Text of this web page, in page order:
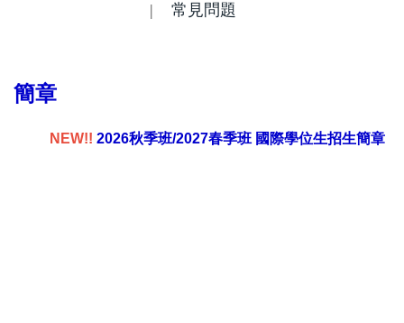
來校交換生
雙聯學位生
| 常見問題
簡章
NEW!! 2026秋季班/2027春季班 國際學位生招生簡章